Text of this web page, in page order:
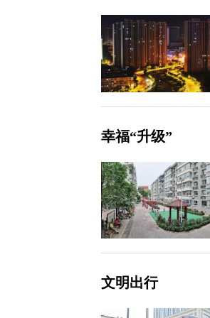
幸福“升级”
文明出行